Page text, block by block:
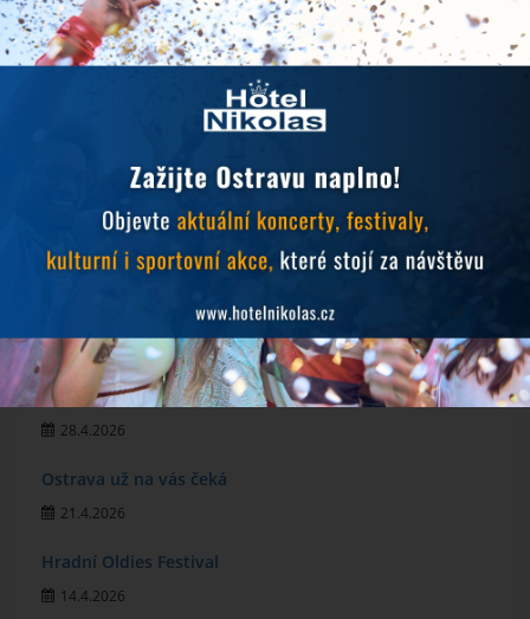
Prodlužujeme snídaně během hudebních festivalů
10.6.2026
13.5.2026
Zlatá tretra 2026
28.4.2026
Ostrava už na vás čeká
21.4.2026
Hradní Oldies Festival
14.4.2026